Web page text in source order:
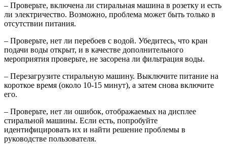
– Проверьте, включена ли стиральная машина в розетку и есть
ли электричество. Возможно, проблема может быть только в
отсутствии питания.
– Проверьте, нет ли перебоев с водой. Убедитесь, что кран
подачи воды открыт, и в качестве дополнительного
мероприятия проверьте, не засорена ли фильтрация воды.
– Перезагрузите стиральную машину. Выключите питание на
короткое время (около 10-15 минут), а затем снова включите
его.
– Проверьте, нет ли ошибок, отображаемых на дисплее
стиральной машины. Если есть, попробуйте
идентифицировать их и найти решение проблемы в
руководстве пользователя.